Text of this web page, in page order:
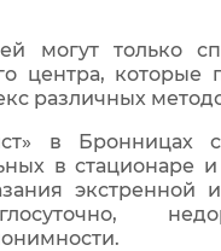
могут только
центра, которые
различных
в Бронницах
в стационаре
экстренной